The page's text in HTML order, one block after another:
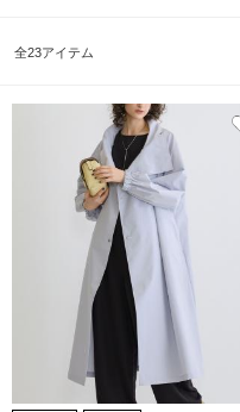
全23アイテム